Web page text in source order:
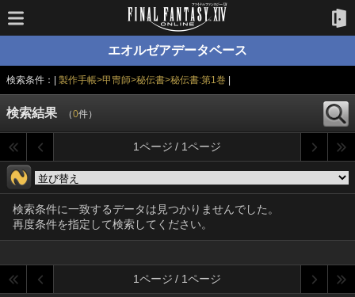
エオルゼアデータベース
検索条件：| 製作手帳>甲冑師>秘伝書>秘伝書:第1巻
検索結果 （0件）
1ページ / 1ページ
検索条件に一致するデータは見つかりませんでした。
再度条件を指定して検索してください。
1ページ / 1ページ